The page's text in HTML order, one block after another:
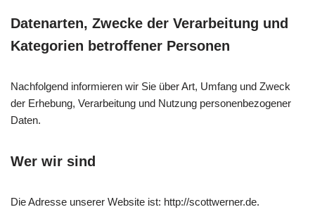
Datenarten, Zwecke der Verarbeitung und
Kategorien betroffener Personen
Nachfolgend informieren wir Sie über Art, Umfang und Zweck
der Erhebung, Verarbeitung und Nutzung personenbezogener
Daten.
Wer wir sind
Die Adresse unserer Website ist: http://scottwerner.de.